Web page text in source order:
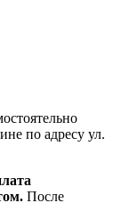
по адресу ул.
После